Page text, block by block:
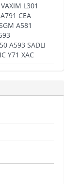
L301
CEA
A581
A593 SADLI
Y71 XAC